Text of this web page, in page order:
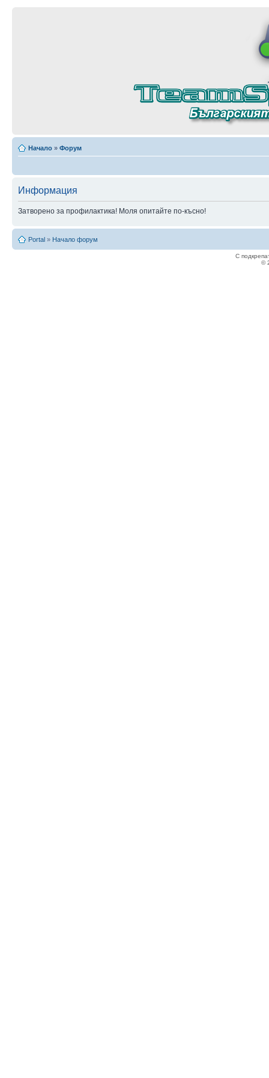
Начало » Форум
Информация
Затворено за профилактика! Моля опитайте по-късно!
Portal » Начало форум
С
©